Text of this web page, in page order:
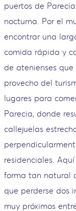
puertos de
nocturna. Por el
encontrar una
comida rápida y
de atenienses
provecho del
lugares para
Parecia, donde
callejuelas
residenciales.
forma tan natural
que perderse dos
muy próximos